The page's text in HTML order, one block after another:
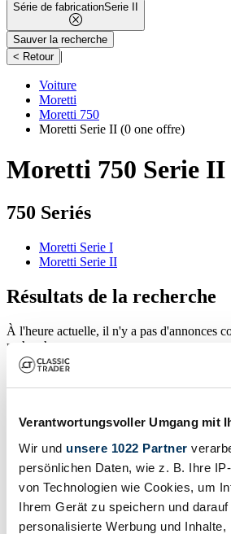
Verantwortungsvoller Umgang mit
Wir und unsere 1022 Partner
persönlichen Daten, wie z. B. Ihre
von Technologien wie Cookies, um
Ihrem Gerät zu speichern und
personalisierte Werbung und
Série de fabricationSerie II
Sauver la recherche
< Retour |
Voiture
Moretti
Moretti 750
Moretti Serie II (0 one offre)
Moretti 750 Serie II
750 Seriés
Moretti Serie I
Moretti Serie II
Résultats de la recherche
À l'heure actuelle, il n'y a pas d'annonces
recherche.
Soyez averti dès qu'une annonce
Créer une alerte de recherche